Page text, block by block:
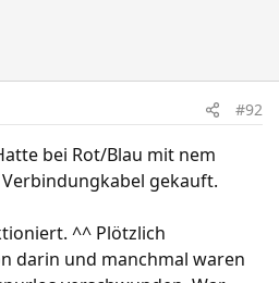
#92
bei Rot/Blau mit nem
gekauft.
^^ Plötzlich
darin und manchmal waren